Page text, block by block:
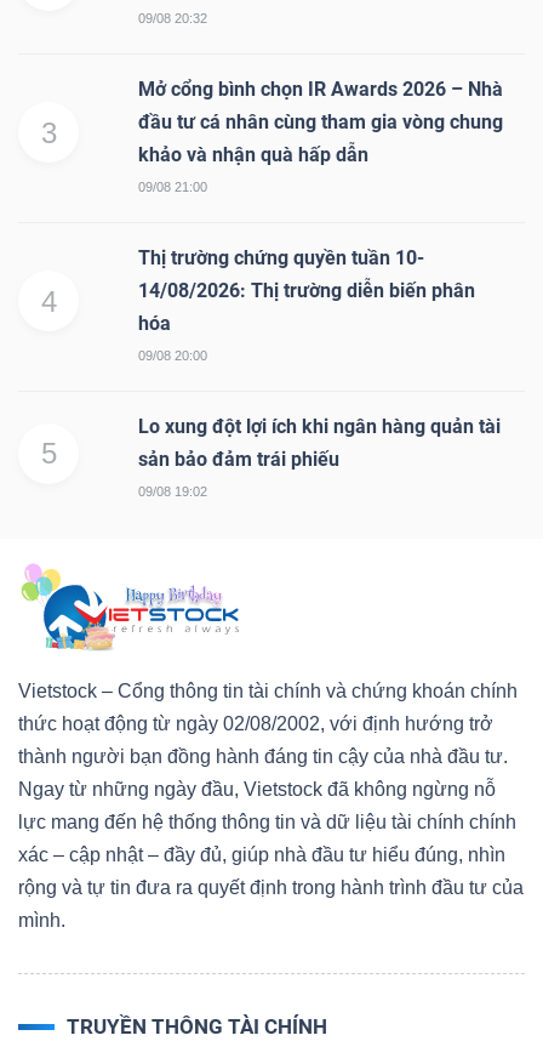
09/08 20:32
3
Mở cổng bình chọn IR Awards 2026 – Nhà
đầu tư cá nhân cùng tham gia vòng chung
khảo và nhận quà hấp dẫn
09/08 21:00
4
Thị trường chứng quyền tuần 10-
14/08/2026: Thị trường diễn biến phân
hóa
09/08 20:00
5
Lo xung đột lợi ích khi ngân hàng quản tài
sản bảo đảm trái phiếu
09/08 19:02
Vietstock – Cổng thông tin tài chính và chứng khoán chính
thức hoạt động từ ngày 02/08/2002, với định hướng trở
thành người bạn đồng hành đáng tin cậy của nhà đầu tư.
Ngay từ những ngày đầu, Vietstock đã không ngừng nỗ
lực mang đến hệ thống thông tin và dữ liệu tài chính chính
xác – cập nhật – đầy đủ, giúp nhà đầu tư hiểu đúng, nhìn
rộng và tự tin đưa ra quyết định trong hành trình đầu tư của
mình.
TRUYỀN THÔNG TÀI CHÍNH